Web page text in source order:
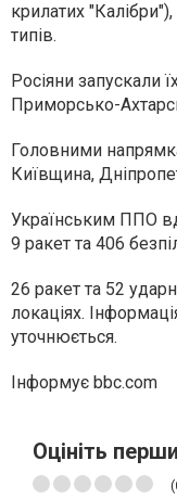
крилатих
типів.
Росіяни запускали
Приморсько-
Головними
Київщина,
Українським ППО
9 ракет та 406
26 ракет та 52
локаціях.
уточнюється.
Інформує bbc.com
Оцініть
(